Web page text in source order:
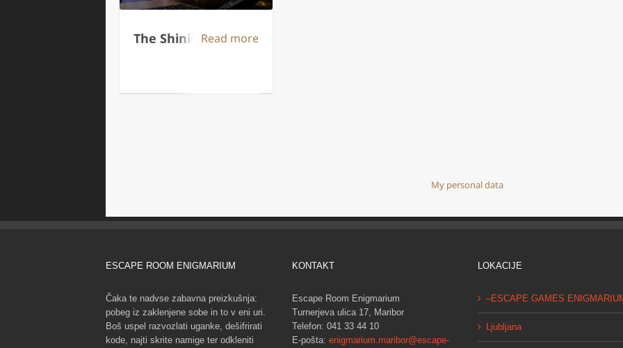
ESCAPE ROOM ENIGMARIUM
Čaka te nadvse zabavna preizkušnja:
pobeg iz zaklenjene sobe in to v eni uri.
Boš uspel razvozlati uganke, dešifrirati
kode, najti skrite namige ter odkleniti
KONTAKT
Escape Room Enigmarium
Turnerjeva ulica 17, Maribor
Telefon: 041 33 44 10
E-pošta: enigmarium.maribor@escape-
LOKACIJE
–ESCAPE GAMES
Ljubljana